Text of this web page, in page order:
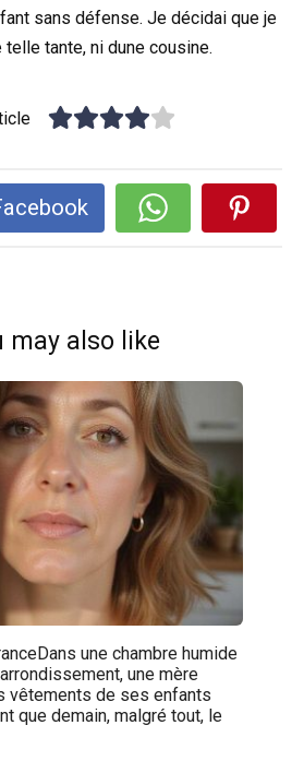
sans défense. Je décidai que je
tante, ni dune cousine.
may also like
une chambre humide
une mère
vêtements de ses enfants
que demain, malgré tout, le